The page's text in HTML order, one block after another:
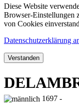
Diese Website
Browser-Einstellungen
von Cookies
Datenschutzerklärung
Verstanden
1697 -